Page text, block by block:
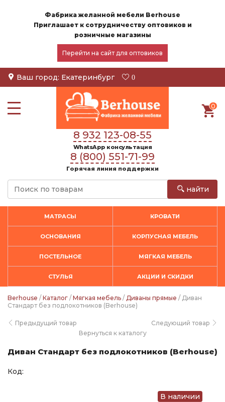
Фабрика желанной мебели Berhouse
Приглашает к сотрудничеству оптовиков и
розничные магазины
Перейти на сайт для оптовиков
Ваш город: Екатеринбург 0
0
8 932 123-08-55
WhatsApp консультация
8 (800) 551-71-99
Горячая линия поддержки
найти
МАТРАСЫ КРОВАТИ
ОСНОВАНИЯ КОРПУСНАЯ МЕБЕЛЬ
ПОСТЕЛЬНОЕ МЯГКАЯ МЕБЕЛЬ
СТУЛЬЯ АКЦИИ И СКИДКИ
Berhouse / Каталог / Мягкая мебель / Диваны прямые / Диван
Стандарт без подлокотников (Berhouse)
Предыдущий товар
Следующий товар
Вернуться к каталогу
Диван Стандарт без подлокотников (Berhouse)
Код:
В наличии